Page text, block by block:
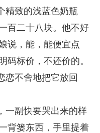
精致的浅蓝色奶瓶
百二十八块。他不好
说，能，能便宜点
码标价，不还价的。
恋不舍地把它放回
一副快要哭出来的样
背篓东西，手里提着